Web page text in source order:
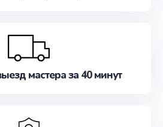
мастера за 40 минут